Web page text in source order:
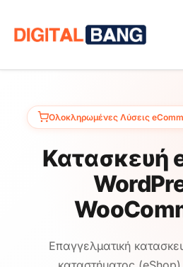
Ολοκληρωμένες Λύσεις
Κατασκευή
Επαγγελματική